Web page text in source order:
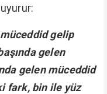
gelip
gelen
gelen müceddid
fark, bin ile yüz